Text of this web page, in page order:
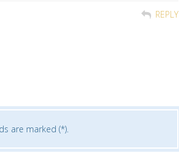
REPLY
are marked (*).